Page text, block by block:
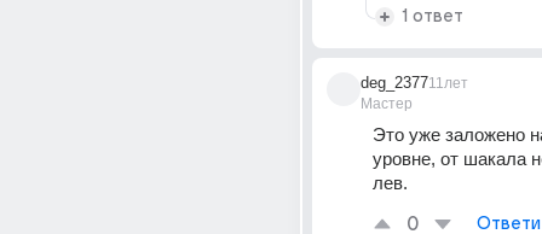
1 ответ
deg_2377
Мастер
11лет
Это уже заложено
уровне, от шакала
лев.
0